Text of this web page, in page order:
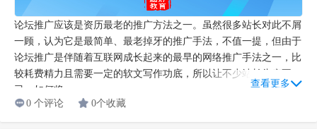
论坛推广应该是资历最老的推广方法之一。虽然很多站长对此不屑
一顾，认为它是最简单、最老掉牙的推广手法，不值一提，但由于
论坛推广是伴随着互联网成长起来的最早的网络推广手法之一，比
较耗费精力且需要一定的软文写作功底，所以让不少站长头痛不
已。如何将...
查看更多
0 个评论
0个收藏